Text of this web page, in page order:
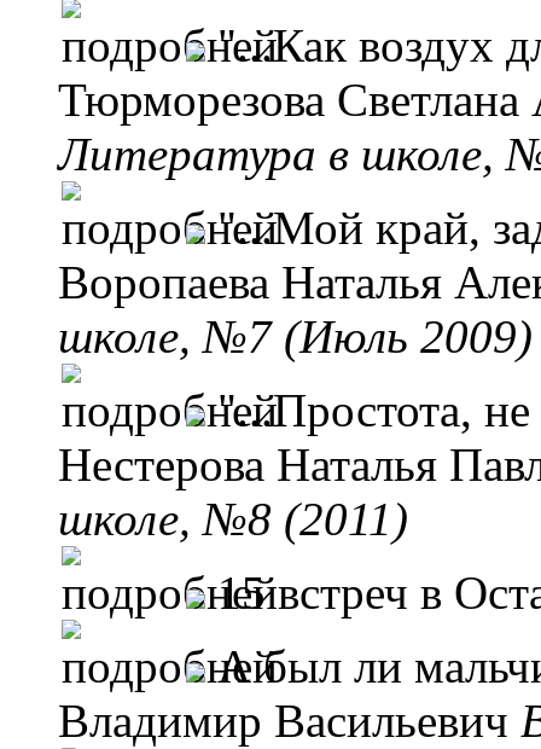
"...Как воздух
Тюрморезова
Литература в школе,
"...Мой край,
Воропаева Наталья
школе, №7 (Июль 2009)
"...Простота,
Нестерова Наталья
школе, №8 (2011)
15 встреч в
А был ли
Владимир Васильевич